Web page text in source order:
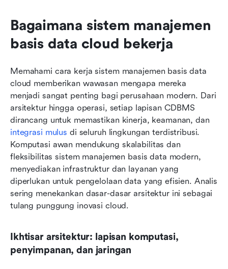
Bagaimana sistem manajemen
basis data cloud bekerja
Memahami cara kerja sistem manajemen basis data
cloud memberikan wawasan mengapa mereka
menjadi sangat penting bagi perusahaan modern. Dari
arsitektur hingga operasi, setiap lapisan CDBMS
integrasi mulus di seluruh lingkungan terdistribusi.
Komputasi awan mendukung skalabilitas dan
fleksibilitas sistem manajemen basis data modern,
menyediakan infrastruktur dan layanan yang
diperlukan untuk pengelolaan data yang efisien. Analis
sering menekankan dasar-dasar arsitektur ini sebagai
tulang punggung inovasi cloud.
Ikhtisar arsitektur: lapisan komputasi,
penyimpanan, dan jaringan